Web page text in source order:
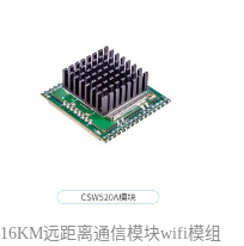
16KM远距离通信模块wifi模组